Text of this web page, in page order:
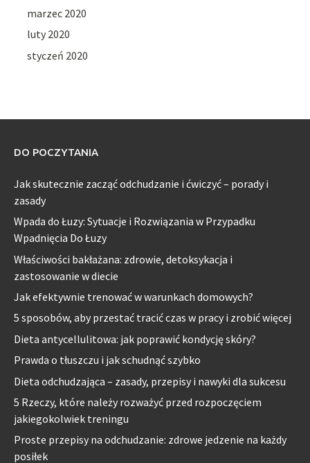
marzec 2020
luty 2020
styczeń 2020
DO POCZYTANIA
Jak skutecznie zacząć odchudzanie i ćwiczyć – porady i
zasady
Wpada do Łuzy: Sytuacje i Rozwiązania w Przypadku
Wpadnięcia Do Łuzy
Właściwości bakłażana: zdrowie, detoksykacja i
zastosowanie w diecie
Jak efektywnie trenować w warunkach domowych?
5 sposobów, aby przestać tracić czas w pracy i zrobić więcej
Dieta antycellulitowa: jak poprawić kondycję skóry?
Prawda o tłuszczu i jak schudnąć szybko
Dieta odchudzająca – zasady, przepisy i nawyki dla sukcesu
5 Rzeczy, które należy rozważyć przed rozpoczęciem
jakiegokolwiek treningu
Proste przepisy na odchudzanie: zdrowe jedzenie na każdy
posiłek